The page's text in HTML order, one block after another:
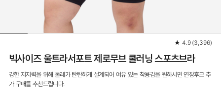
★ 4.9 (3,396)
빅사이즈 울트라서포트 제로무브 쿨러닝 스포츠브라
강한 지지력을 위해 둘레가 탄탄하게 설계되어 여유 있는 착용감을 원하시면 연장후크 추
가 구매를 추천드립니다.